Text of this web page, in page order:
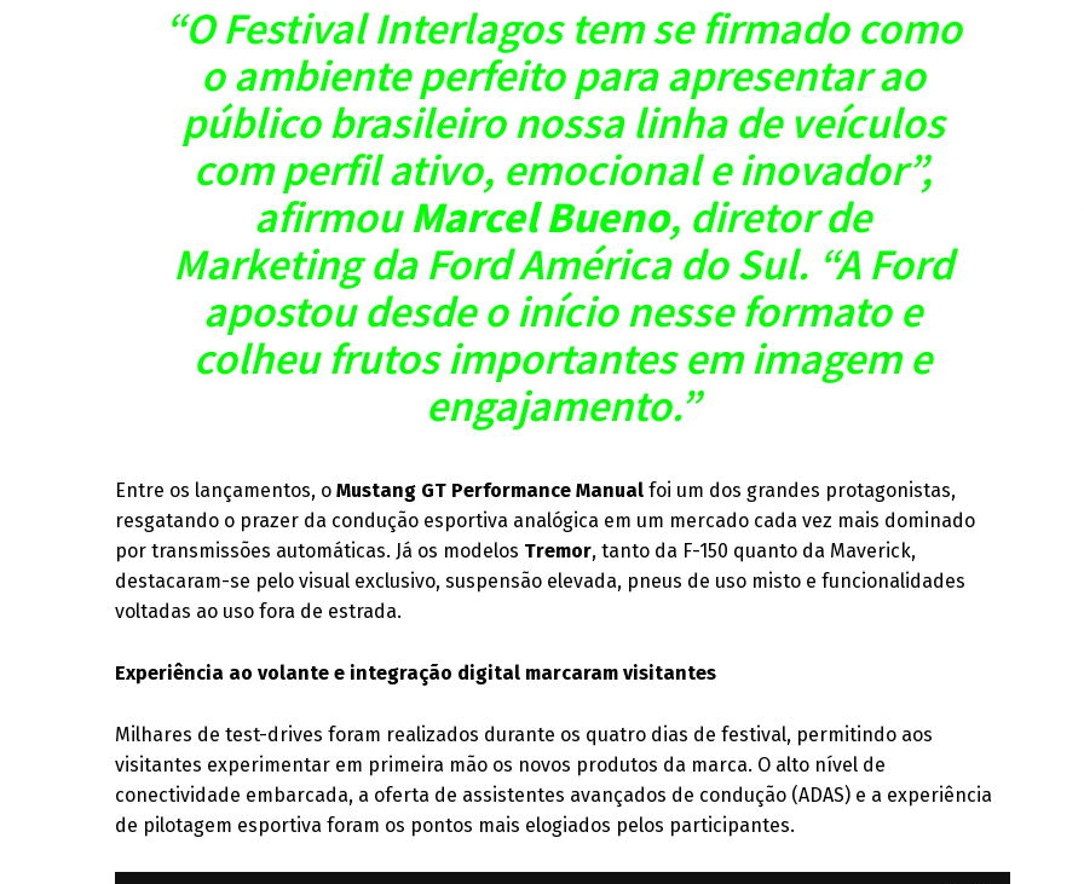
“O Festival Interlagos tem se firmado como
o ambiente perfeito para apresentar ao
público brasileiro nossa linha de veículos
com perfil ativo, emocional e inovador”,
afirmouMarcel Bueno, diretor de
Marketing da Ford América do Sul. “A Ford
apostou desde o início nesse formato e
colheu frutos importantes em imagem e
engajamento.”
Entre os lançamentos, oMustang GT Performance Manual foi um dos grandes protagonistas,
resgatando o prazer da condução esportiva analógica em um mercado cada vez mais dominado
por transmissões automáticas. Já os modelos Tremor, tanto da F-150 quanto da Maverick,
destacaram-se pelo visual exclusivo, suspensão elevada, pneus de uso misto e funcionalidades
voltadas ao uso fora de estrada.
Experiência ao volante e integração digital marcaram visitantes
Milhares de test-drives foram realizados durante os quatro dias de festival, permitindo aos
visitantes experimentar em primeira mão os novos produtos da marca. O alto nível de
conectividade embarcada, a oferta de assistentes avançados de condução (ADAS) e a experiência
de pilotagem esportiva foram os pontos mais elogiados pelos participantes.